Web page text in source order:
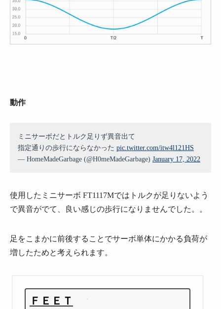
動作
ミニサーボだとトルク足りず異音出て
指定通りの歩行にならなかった pic.twitter.com/itw4l121HS
— HomeMadeGarbage (@H0meMadeGarbage) January 17, 2022
使用したミニサーボ FT1117Mではトルクが足りないよう
で異音がでて、良い感じの歩行になりませんでした。。
足をこまかに前後することでサーボ単体にかかる負荷が
増したためと考えられます。
ＦＥＥＴ